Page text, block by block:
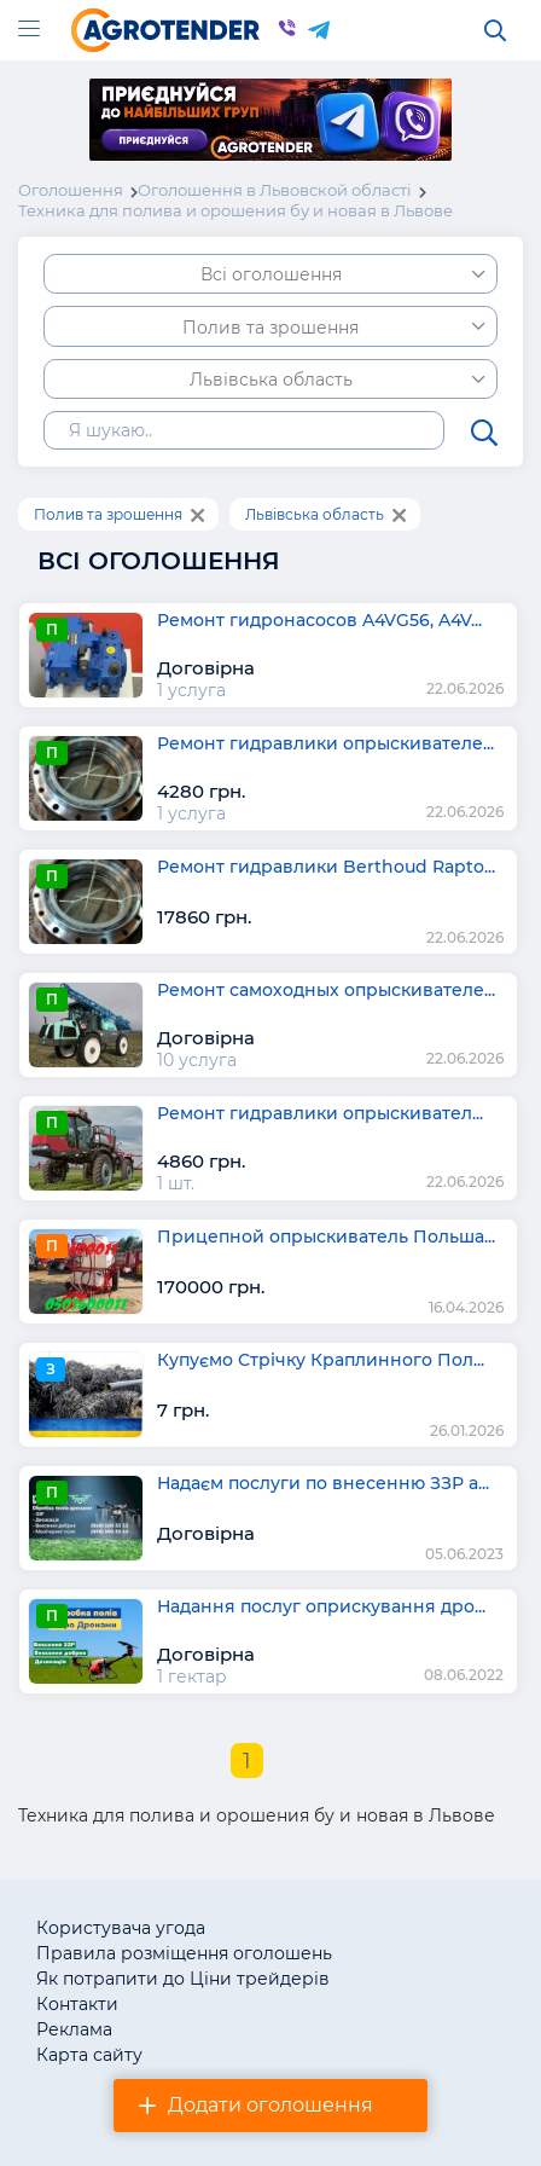
Оголошення
Оголошення в Львовской області
Техника для полива и орошения бу и новая в Львове
Всі оголошення
Полив та зрошення
Львівська область
Полив та зрошення Львівська область
ВСІ ОГОЛОШЕННЯ
П Ремонт гидронасосов A4VG56, A4V...
Договірна
1 услуга 22.06.2026
П Ремонт гидравлики опрыскивателе...
4280 грн.
1 услуга 22.06.2026
П Ремонт гидравлики Berthoud Rapto...
17860 грн.
22.06.2026
П Ремонт самоходных опрыскивателе...
Договірна
10 услуга 22.06.2026
П Ремонт гидравлики опрыскивател...
4860 грн.
1 шт. 22.06.2026
П Прицепной опрыскиватель Польша...
170000 грн.
16.04.2026
З Купуємо Стрічку Краплинного Пол...
7 грн.
26.01.2026
П Надаєм послуги по внесенню ЗЗР а...
Договірна
05.06.2023
П Надання послуг оприскування дро...
Договірна
1 гектар 08.06.2022
1
Техника для полива и орошения бу и новая в Львове
Додати оголошення
Користувача угода
Правила розміщення оголошень
Як потрапити до Ціни трейдерів
Контакти
Реклама
Карта сайту
© «АгротендерTM» 2011–2026